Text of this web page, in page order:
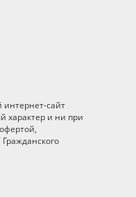
сайт
характер и ни при